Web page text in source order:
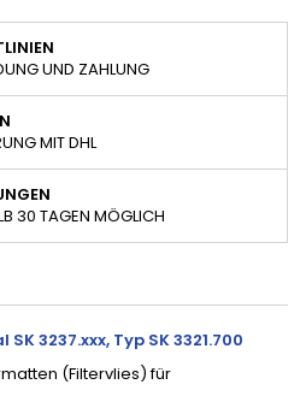
UND ZAHLUNG
MIT DHL
30 TAGEN MÖGLICH
SK 3237.xxx, Typ SK 3321.700
(Filtervlies) für